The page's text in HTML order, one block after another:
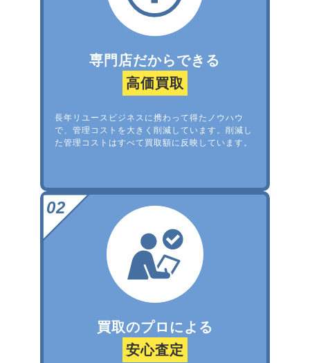
専門店だからできる
高価買取
長年リユースビジネスに携わって得たノウハウ
で、管理コストを大きく削減しています。削減し
た管理コストはすべて買取額に反映しています。
買取のプロによる
安心査定